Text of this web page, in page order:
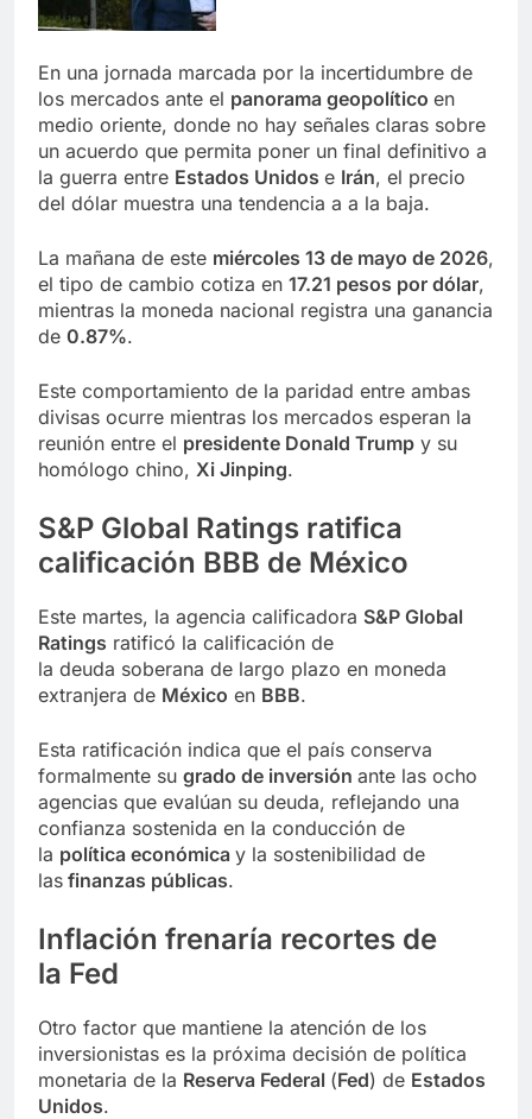
En una jornada marcada por la incertidumbre de
los mercados ante el panorama geopolítico en
medio oriente, donde no hay señales claras sobre
un acuerdo que permita poner un final definitivo a
la guerra entre Estados Unidos e Irán, el precio
del dólar muestra una tendencia a a la baja.
La mañana de este miércoles 13 de mayo de 2026,
el tipo de cambio cotiza en 17.21 pesos por dólar,
mientras la moneda nacional registra una ganancia
de 0.87%.
Este comportamiento de la paridad entre ambas
divisas ocurre mientras los mercados esperan la
reunión entre el presidente Donald Trump y su
homólogo chino, Xi Jinping.
S&P Global Ratings ratifica
calificación BBB de México
Este martes, la agencia calificadora S&P Global
Ratings ratificó la calificación de
la deuda soberana de largo plazo en moneda
extranjera de México en BBB.
Esta ratificación indica que el país conserva
formalmente su grado de inversión ante las ocho
agencias que evalúan su deuda, reflejando una
confianza sostenida en la conducción de
la política económica y la sostenibilidad de
las finanzas públicas.
Inflación frenaría recortes de
la Fed
Otro factor que mantiene la atención de los
inversionistas es la próxima decisión de política
monetaria de la Reserva Federal (Fed) de Estados
Unidos.